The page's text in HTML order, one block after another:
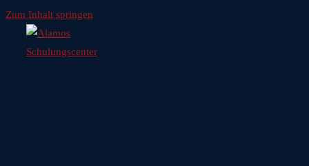
Zum Inhalt springen